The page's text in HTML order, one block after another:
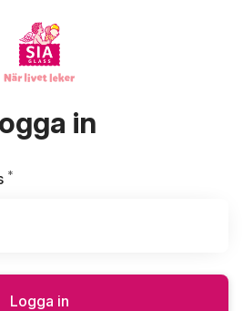
in
*
Logga in